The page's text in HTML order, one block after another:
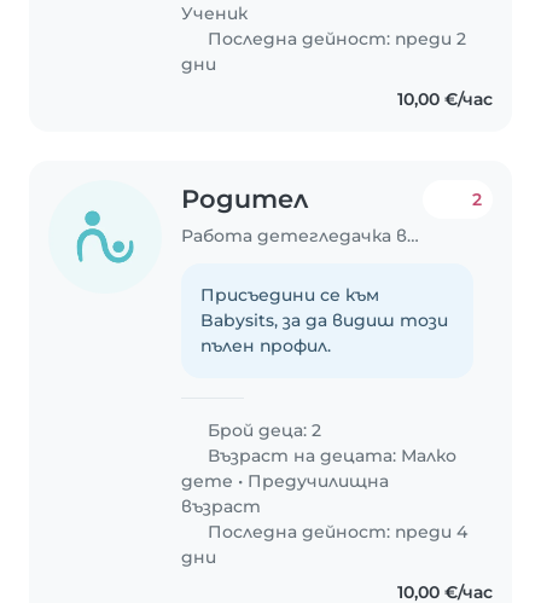
Ученик
Последна дейност: преди 2
дни
10,00 €/час
Родител
Работа детегледачка в София
2
Присъедини се към
Babysits, за да видиш този
пълен профил.
Брой деца: 2
Възраст на децата: Малко
дете • Предучилищна
възраст
Последна дейност: преди 4
дни
10,00 €/час